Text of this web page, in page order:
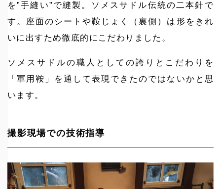
を”手縫い”で縫製。ソメスサドル伝統の二本針で
す。座面のシートや鞍じょく（裏側）は形をきれ
いに出すため徹底的にこだわりました。
ソメスサドルの職人としての誇りとこだわりを
「軍用鞍」を通して表現できたのではないかと思
います。
撮影現場での技術指導